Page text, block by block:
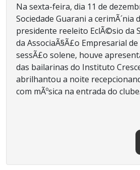
Na sexta-feira, dia 11 de
Sociedade Guarani a cerimÃ´nia
presidente reeleito EclÃ©sio da
da AssociaÃ§Ã£o Empresarial de
sessÃ£o solene, houve
das bailarinas do Instituto
abrilhantou a noite
com mÃºsica na entrada do